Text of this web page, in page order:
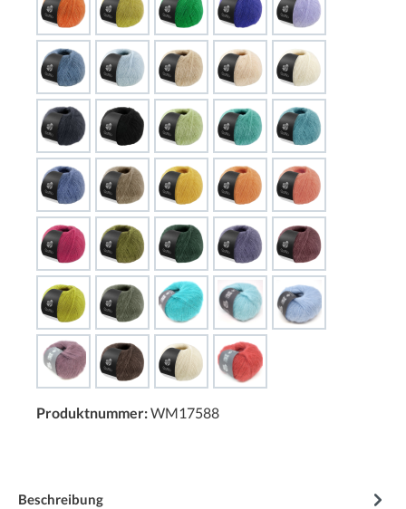
Produktnummer:WM17588
Beschreibung